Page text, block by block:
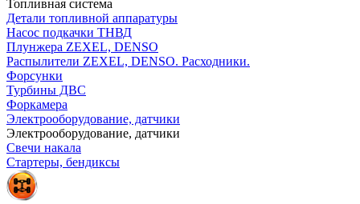
Топливная система
Детали топливной аппаратуры
Насос подкачки ТНВД
Плунжера ZEXEL, DENSO
Распылители ZEXEL, DENSO. Расходники.
Форсунки
Турбины ДВС
Форкамера
Электрооборудование, датчики
Электрооборудование, датчики
Свечи накала
Стартеры, бендиксы